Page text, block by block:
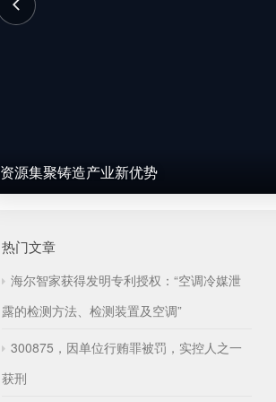
资源集聚铸造产业新优势
热门文章
海尔智家获得发明专利授权：“空调冷媒泄
露的检测方法、检测装置及空调”
300875，因单位行贿罪被罚，实控人之一
获刑